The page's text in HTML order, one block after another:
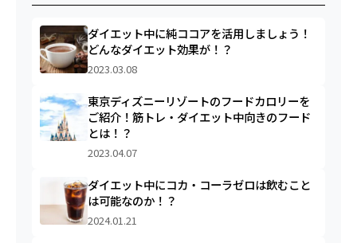
ダイエット中に純ココアを活用しましょう！
どんなダイエット効果が！？
2023.03.08
東京ディズニーリゾートのフードカロリーを
ご紹介！筋トレ・ダイエット中向きのフード
とは！？
2023.04.07
ダイエット中にコカ・コーラゼロは飲むこと
は可能なのか！？
2024.01.21